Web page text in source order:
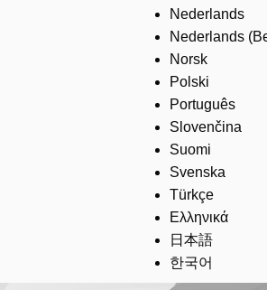
Nederlands
Nederlands
Norsk
Polski
Português
Slovenčina
Suomi
Svenska
Türkçe
Ελληνικά
日本語
한국어